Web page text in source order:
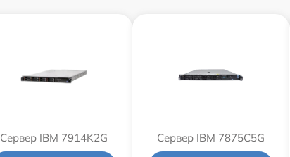
Сервер IBM 7914K2G Сервер IBM 7875C5G